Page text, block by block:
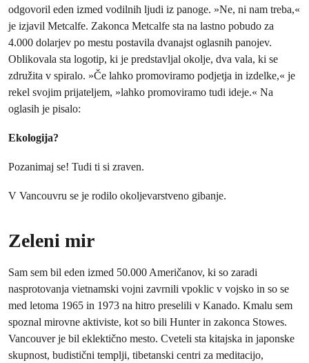
odgovoril eden izmed vodilnih ljudi iz panoge. »Ne, ni nam treba,«
je izjavil Metcalfe. Zakonca Metcalfe sta na lastno pobudo za
4.000 dolarjev po mestu postavila dvanajst oglasnih panojev.
Oblikovala sta logotip, ki je predstavljal okolje, dva vala, ki se
združita v spiralo. »Če lahko promoviramo podjetja in izdelke,« je
rekel svojim prijateljem, »lahko promoviramo tudi ideje.« Na
oglasih je pisalo:
Ekologija?
Pozanimaj se! Tudi ti si zraven.
V Vancouvru se je rodilo okoljevarstveno gibanje.
Zeleni mir
Sam sem bil eden izmed 50.000 Američanov, ki so zaradi
nasprotovanja vietnamski vojni zavrnili vpoklic v vojsko in so se
med letoma 1965 in 1973 na hitro preselili v Kanado. Kmalu sem
spoznal mirovne aktiviste, kot so bili Hunter in zakonca Stowes.
Vancouver je bil eklektično mesto. Cveteli sta kitajska in japonske
skupnost, budistični templji, tibetanski centri za meditacijo,